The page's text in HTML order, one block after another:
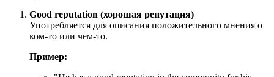
Good reputation (хорошая репутация)
Употребляется для описания положительного мнения о
ком-то или чем-то.
Пример: